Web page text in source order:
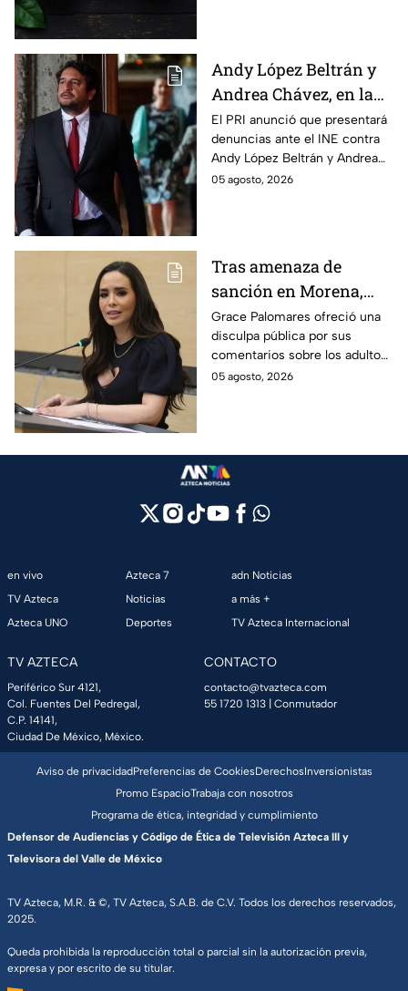
Andy López Beltrán y
Andrea Chávez, en la
mira del PRI por
presuntos actos
anticipados de
campaña
El PRI anunció que presentará
denuncias ante el INE contra
Andy López Beltrán y Andrea
Chávez, al acusarlos de realizar
05 agosto, 2026
Tras amenaza de
sanción en Morena,
Grace Palomares pide
perdón a adultos
mayores
Grace Palomares ofreció una
disculpa pública por sus
comentarios sobre los adultos
mayores y aseguró que acatará
05 agosto, 2026
en vivo
TV Azteca
Azteca UNO
Azteca 7
Noticias
Deportes
adn Noticias
a más +
TV Azteca Internacional
TV AZTECA
Periférico Sur 4121,
Col. Fuentes Del Pedregal,
C.P. 14141,
Ciudad De México, México.
CONTACTO
contacto@tvazteca.com
55 1720 1313 | Conmutador
TV Azteca, M.R. & ©, TV Azteca, S.A.B. de C.V. Todos los derechos reservados,
2025.
Queda prohibida la reproducción total o parcial sin la autorización previa,
expresa y por escrito de su titular.
Aviso de privacidadPreferencias de CookiesDerechosInversionistas
Promo EspacioTrabaja con nosotros
Programa de ética, integridad y cumplimiento
Defensor de Audiencias y Código de Ética de Televisión Azteca III y
Televisora del Valle de México